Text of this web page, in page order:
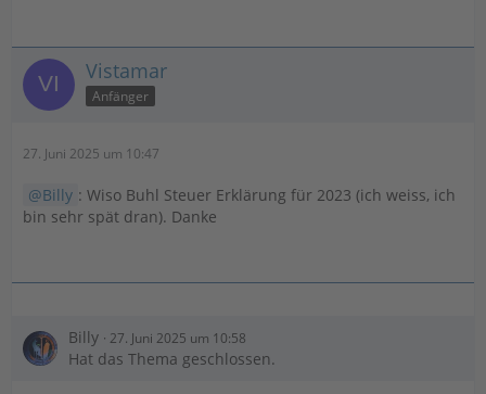
Vistamar
Anfänger
27. Juni 2025 um 10:47
Billy : Wiso Buhl Steuer Erklärung für 2023 (ich weiss, ich
bin sehr spät dran). Danke
Billy 27. Juni 2025 um 10:58
Hat das Thema geschlossen.